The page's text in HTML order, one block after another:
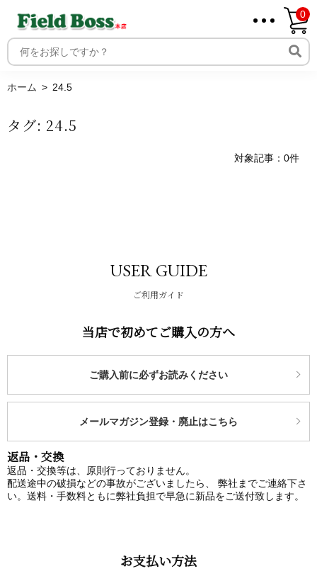
ホーム
0
ホーム 24.5
タグ: 24.5
対象記事：0件
USER GUIDE
ご利用ガイド
当店で初めてご購入の方へ
ご購入前に必ずお読みください
メールマガジン登録・廃止はこちら
返品・交換
返品・交換等は、原則行っておりません。
配送途中の破損などの事故がございましたら、 弊社までご連絡下さ
い。送料・手数料ともに弊社負担で早急に新品をご送付致します。
お支払い方法